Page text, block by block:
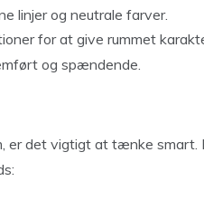
linjer og neutrale farver.
for at give rummet
og spændende.
er det vigtigt at tænke smart.